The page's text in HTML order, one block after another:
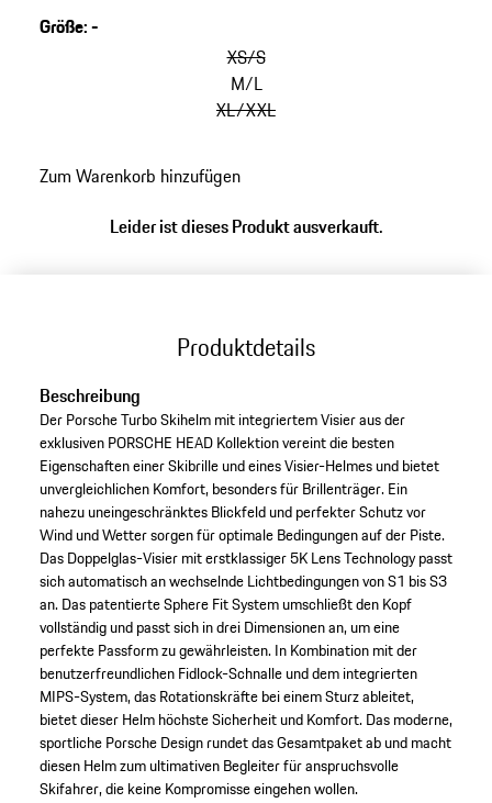
Integriertes MIPS-System leitet Rotationskräfte ab und
Größe:-
XS/S
M/L
XL/XXL
Zum Warenkorb hinzufügen
Leider ist dieses Produkt ausverkauft.
Produktdetails
Beschreibung
Der Porsche Turbo Skihelm mit integriertem Visier aus der
exklusiven PORSCHE HEAD Kollektion vereint die besten
Eigenschaften einer Skibrille und eines Visier-Helmes und bietet
unvergleichlichen Komfort, besonders für Brillenträger. Ein
nahezu uneingeschränktes Blickfeld und perfekter Schutz vor
Wind und Wetter sorgen für optimale Bedingungen auf der Piste.
Das Doppelglas-Visier mit erstklassiger 5K Lens Technology passt
sich automatisch an wechselnde Lichtbedingungen von S1 bis S3
an. Das patentierte Sphere Fit System umschließt den Kopf
vollständig und passt sich in drei Dimensionen an, um eine
perfekte Passform zu gewährleisten. In Kombination mit der
benutzerfreundlichen Fidlock-Schnalle und dem integrierten
MIPS-System, das Rotationskräfte bei einem Sturz ableitet,
bietet dieser Helm höchste Sicherheit und Komfort. Das moderne,
sportliche Porsche Design rundet das Gesamtpaket ab und macht
diesen Helm zum ultimativen Begleiter für anspruchsvolle
Skifahrer, die keine Kompromisse eingehen wollen.